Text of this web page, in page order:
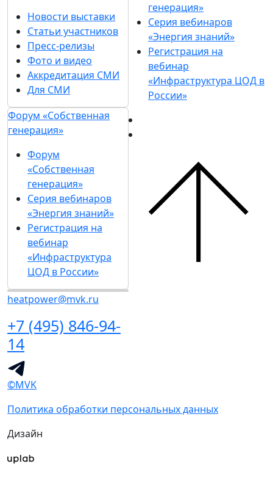
Новости выставки
Статьи участников
Пресс-релизы
Фото и видео
Аккредитация СМИ
Для СМИ
Форум «Собственная
генерация»
Форум
«Собственная
генерация»
Серия вебинаров
«Энергия знаний»
Регистрация на
вебинар
«Инфраструктура
ЦОД в России»
heatpower@mvk.ru
+7 (495) 846-94-
14
генерация»
Серия вебинаров
«Энергия знаний»
Регистрация на
вебинар
«Инфраструктура ЦОД в
России»
©MVK
Политика обработки персональных данных
Дизайн